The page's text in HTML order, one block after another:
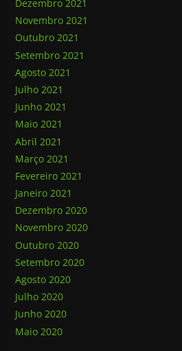
Dezembro 2021
Novembro 2021
Outubro 2021
Setembro 2021
Agosto 2021
Julho 2021
Junho 2021
Maio 2021
Abril 2021
Março 2021
Fevereiro 2021
Janeiro 2021
Dezembro 2020
Novembro 2020
Outubro 2020
Setembro 2020
Agosto 2020
Julho 2020
Junho 2020
Maio 2020